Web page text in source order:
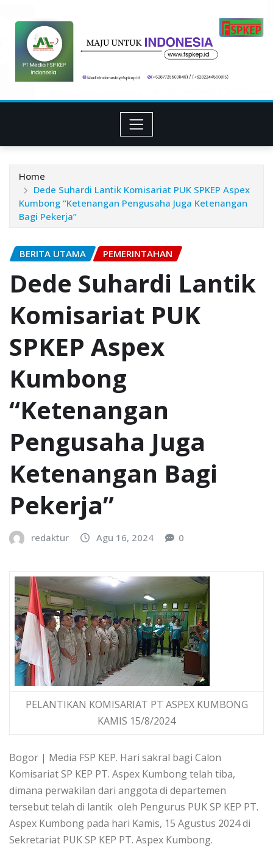
content
Home
Dede Suhardi Lantik Komisariat PUK SPKEP Aspex
Kumbong “Ketenangan Pengusaha Juga Ketenangan
Bagi Pekerja”
BERITA UTAMA PEMERINTAHAN
Dede Suhardi Lantik
Komisariat PUK
SPKEP Aspex
Kumbong
“Ketenangan
Pengusaha Juga
Ketenangan Bagi
Pekerja”
redaktur Agu 16, 2024 0
PELANTIKAN KOMISARIAT PT ASPEX KUMBONG
KAMIS 15/8/2024
Bogor | Media FSP KEP. Hari sakral bagi Calon
Komisariat SP KEP PT. Aspex Kumbong telah tiba,
dimana perwakilan dari anggota di departemen
tersebut telah di lantik oleh Pengurus PUK SP KEP PT.
Aspex Kumbong pada hari Kamis, 15 Agustus 2024 di
Sekretariat PUK SP KEP PT. Aspex Kumbong.